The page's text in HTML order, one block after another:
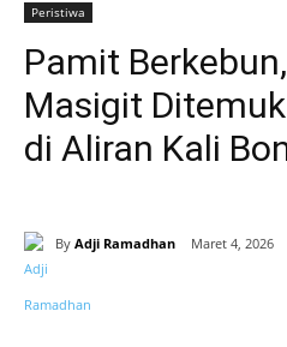
Peristiwa
Pamit
Masigit
di Aliran Kali
By Adji Ramadhan Maret 4, 2026